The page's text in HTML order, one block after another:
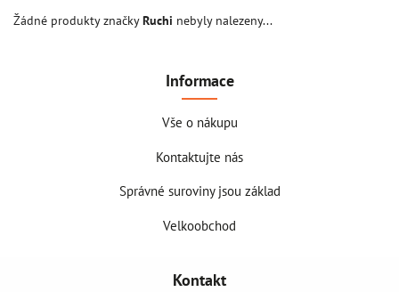
Žádné produkty značkyRuchi nebyly nalezeny...
Informace
Vše o nákupu
Kontaktujte nás
Správné suroviny jsou základ
Velkoobchod
Kontakt